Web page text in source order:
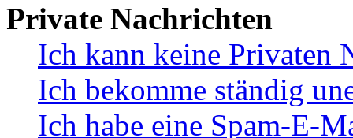
Private Nachrichten
Ich kann keine Privaten
Ich bekomme ständig
Ich habe eine Spam-E-